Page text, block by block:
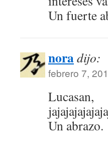
Un fuerte
noradijo:
febrero 7,
Lucasan,
Un abrazo.